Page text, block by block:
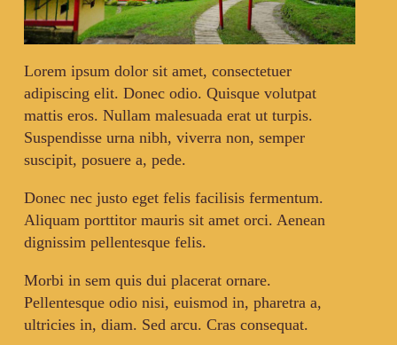
Lorem ipsum dolor sit amet, consectetuer
adipiscing elit. Donec odio. Quisque volutpat
mattis eros. Nullam malesuada erat ut turpis.
Suspendisse urna nibh, viverra non, semper
suscipit, posuere a, pede.
Donec nec justo eget felis facilisis fermentum.
Aliquam porttitor mauris sit amet orci. Aenean
dignissim pellentesque felis.
Morbi in sem quis dui placerat ornare.
Pellentesque odio nisi, euismod in, pharetra a,
ultricies in, diam. Sed arcu. Cras consequat.